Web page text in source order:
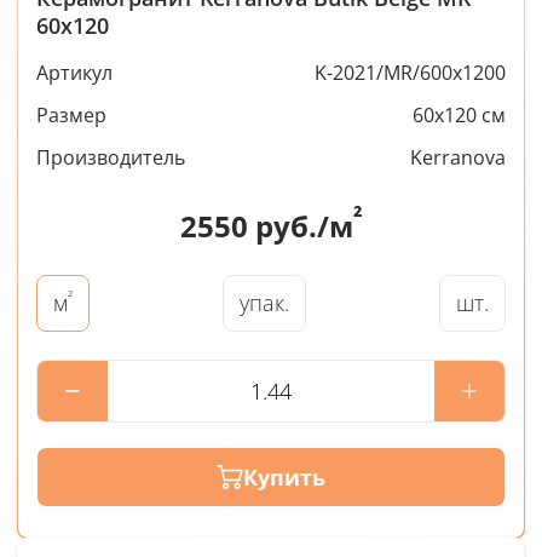
60x120
Артикул
K-2021/MR/600x1200
Размер
60x120 см
Производитель
Kerranova
2550 руб./м²
м² упак. шт.
Купить